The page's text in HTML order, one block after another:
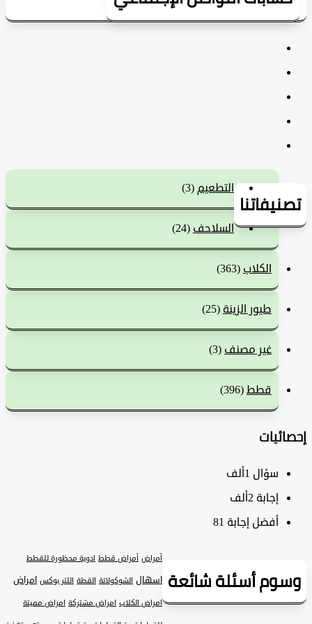
التطعيم(3)
السلاحف(24)
الكلاب(363)
طيور الزينة (25)
غير مصنف(3)
قطط (396)
سؤال1ألف
‫إجابة 2ألف
أفضل إجابة 81
أسئلة شائعة
أمراض قطط ادوية محظورة للقطط
اسهال الشوكولاتة القطة اللتر بوكس امراض
امراض الكلاب امراض مشتركة امراض مميتة